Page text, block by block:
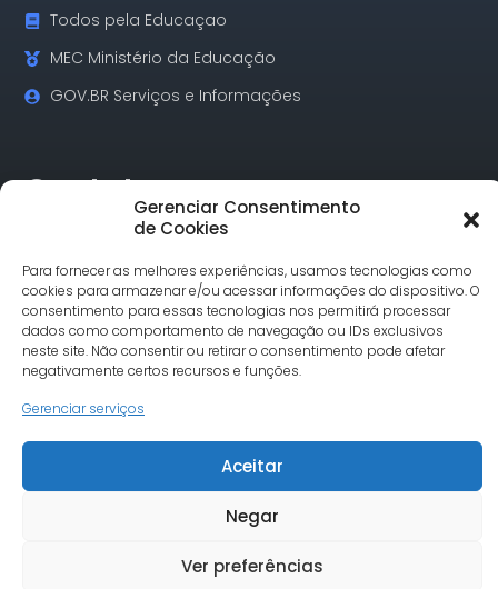
Gerenciar Consentimento
de Cookies
Para fornecer as melhores experiências, usamos tecnologias como
cookies para armazenar e/ou acessar informações do dispositivo. O
consentimento para essas tecnologias nos permitirá processar
dados como comportamento de navegação ou IDs exclusivos
neste site. Não consentir ou retirar o consentimento pode afetar
negativamente certos recursos e funções.
Gerenciar serviços
Aceitar
Negar
Ver preferências
Todos pela Educaçao
MEC Ministério da Educação
GOV.BR Serviços e Informações
Contatos
Belo Horizonte/MG
Tel.: (31) 3342-1748
comunicacao@undimemg.org.br
© Undime MG todos os direitos reservados. Site desenvolvido